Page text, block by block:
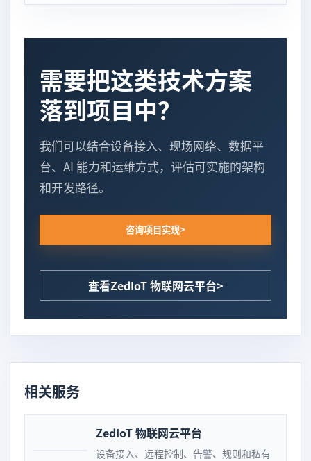
需要把这类技术方案
落到项目中？
我们可以结合设备接入、现场网络、数据平
台、AI 能力和运维方式，评估可实施的架构
和开发路径。
咨询项目实现
查看ZedIoT 物联网云平台
相关服务
ZedIoT 物联网云平台
设备接入、远程控制、告警、规则和私有